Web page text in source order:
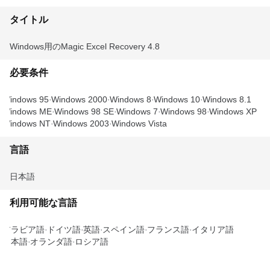
タイトル
Windows用のMagic Excel Recovery 4.8
必要条件
Windows 95 Windows 2000 Windows 8 Windows 10 Windows 8.1
Windows ME Windows 98 SE Windows 7 Windows 98 Windows XP
Windows NT Windows 2003 Windows Vista
言語
日本語
利用可能な言語
アラビア語 ドイツ語 英語 スペイン語 フランス語 イタリア語
日本語 オランダ語 ロシア語